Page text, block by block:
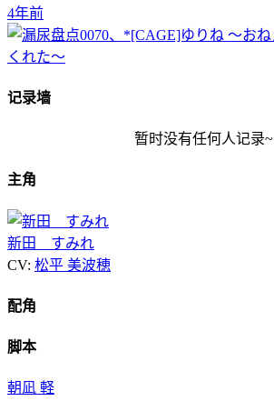
4年前
记录墙
暂时没有任何人记录~
主角
新田 すみれ
CV: 松平 美波穂
配角
脚本
朝凪 軽